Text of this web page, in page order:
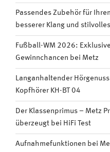
Passendes Zubehör für
besserer Klang und
Fußball-WM 2026:
Gewinnchancen bei Metz
Langanhaltender
Kopfhörer KH-BT 04
Der Klassenprimus – Metz
überzeugt bei HiFi Test
Aufnahmefunktionen bei